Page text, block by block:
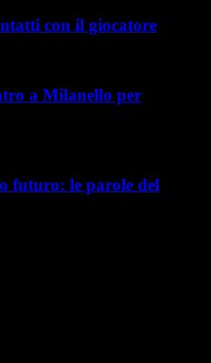
con il giocatore
a Milanello per
futuro: le parole del